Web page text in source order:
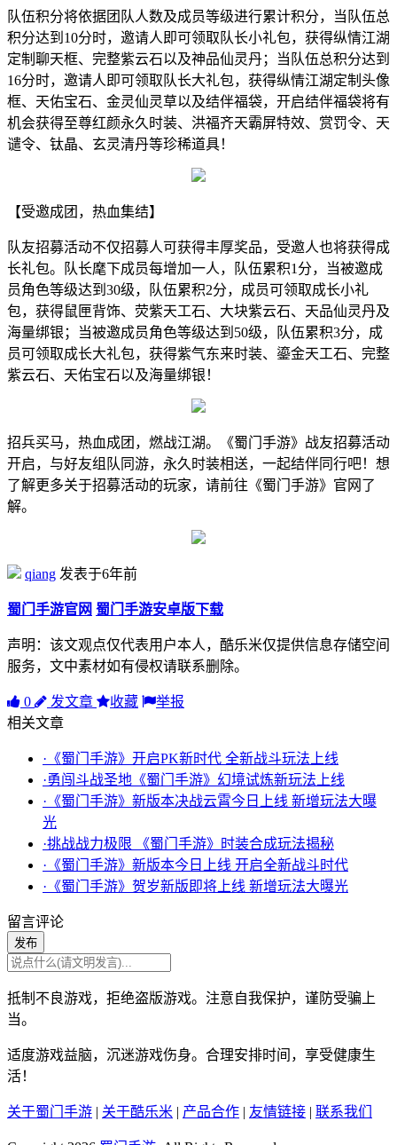
队伍积分将依据团队人数及成员等级进行累计积分，当队伍总
积分达到10分时，邀请人即可领取队长小礼包，获得纵情江湖
定制聊天框、完整紫云石以及神品仙灵丹；当队伍总积分达到
16分时，邀请人即可领取队长大礼包，获得纵情江湖定制头像
框、天佑宝石、金灵仙灵草以及结伴福袋，开启结伴福袋将有
机会获得至尊红颜永久时装、洪福齐天霸屏特效、赏罚令、天
谴令、钛晶、玄灵清丹等珍稀道具！
【受邀成团，热血集结】
队友招募活动不仅招募人可获得丰厚奖品，受邀人也将获得成
长礼包。队长麾下成员每增加一人，队伍累积1分，当被邀成
员角色等级达到30级，队伍累积2分，成员可领取成长小礼
包，获得鼠匣背饰、荧紫天工石、大块紫云石、天品仙灵丹及
海量绑银；当被邀成员角色等级达到50级，队伍累积3分，成
员可领取成长大礼包，获得紫气东来时装、鎏金天工石、完整
紫云石、天佑宝石以及海量绑银！
招兵买马，热血成团，燃战江湖。《蜀门手游》战友招募活动
开启，与好友组队同游，永久时装相送，一起结伴同行吧！想
了解更多关于招募活动的玩家，请前往《蜀门手游》官网了
解。
qiang 发表于6年前
蜀门手游官网 蜀门手游安卓版下载
声明：该文观点仅代表用户本人，酷乐米仅提供信息存储空间
服务，文中素材如有侵权请联系删除。
0 发文章 收藏
举报
相关文章
·《蜀门手游》开启PK新时代 全新战斗玩法上线
·勇闯斗战圣地《蜀门手游》幻境试炼新玩法上线
·《蜀门手游》新版本决战云霄今日上线 新增玩法大曝
光
·挑战战力极限 《蜀门手游》时装合成玩法揭秘
·《蜀门手游》新版本今日上线 开启全新战斗时代
·《蜀门手游》贺岁新版即将上线 新增玩法大曝光
留言评论
发布
抵制不良游戏，拒绝盗版游戏。注意自我保护，谨防受骗上
当。
适度游戏益脑，沉迷游戏伤身。合理安排时间，享受健康生
活！
关于蜀门手游 | 关于酷乐米 | 产品合作 | 友情链接 | 联系我们